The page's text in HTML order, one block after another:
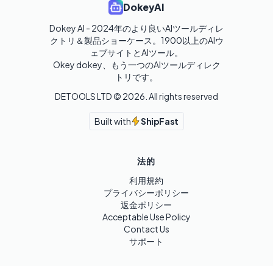
DokeyAI
Dokey AI - 2024年のより良いAIツールディレ
クトリ＆製品ショーケース。1900以上のAIウ
ェブサイトとAIツール。
Okey dokey、もう一つのAIツールディレク
トリです。
DETOOLS LTD © 2026 . All rights reserved
Built with ShipFast
法的
利用規約
プライバシーポリシー
返金ポリシー
Acceptable Use Policy
Contact Us
サポート